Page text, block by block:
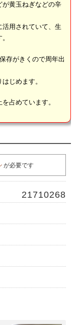
が黄玉ねぎなどの辛
用されていて、生
存がきくので周年出
じめます。
占めています。
が必要です
21710268